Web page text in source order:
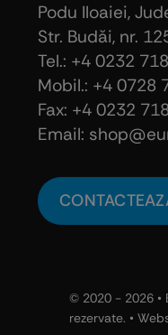
Podu Iloaiei,
Str. Budăi, nr.
Tel.: +4 0232
Mobil.: +4 0728
Fax: +4 0232
Email:
© 2020 - 2026 •
rezervate. •